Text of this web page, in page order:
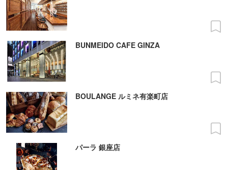
BUNMEIDO CAFE GINZA
BOULANGE ルミネ有楽町店
パーラ 銀座店